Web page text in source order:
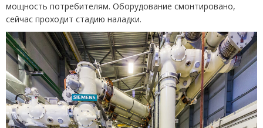
мощность потребителям. Оборудование смонтировано,
сейчас проходит стадию наладки.